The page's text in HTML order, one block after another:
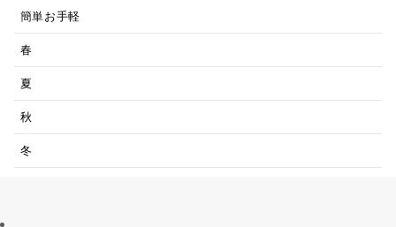
簡単お手軽
春
夏
秋
冬